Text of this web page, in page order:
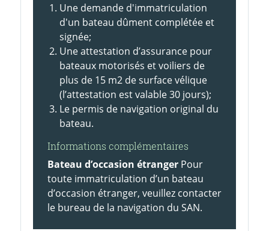
Une demande d'immatriculation
d'un bateau dûment complétée et
signée;
Une attestation d’assurance pour
bateaux motorisés et voiliers de
plus de 15 m2 de surface vélique
(l’attestation est valable 30 jours);
Le permis de navigation original du
bateau.
Informations complémentaires
Bateau d’occasion étranger Pour
toute immatriculation d’un bateau
d’occasion étranger, veuillez contacter
le bureau de la navigation du SAN.